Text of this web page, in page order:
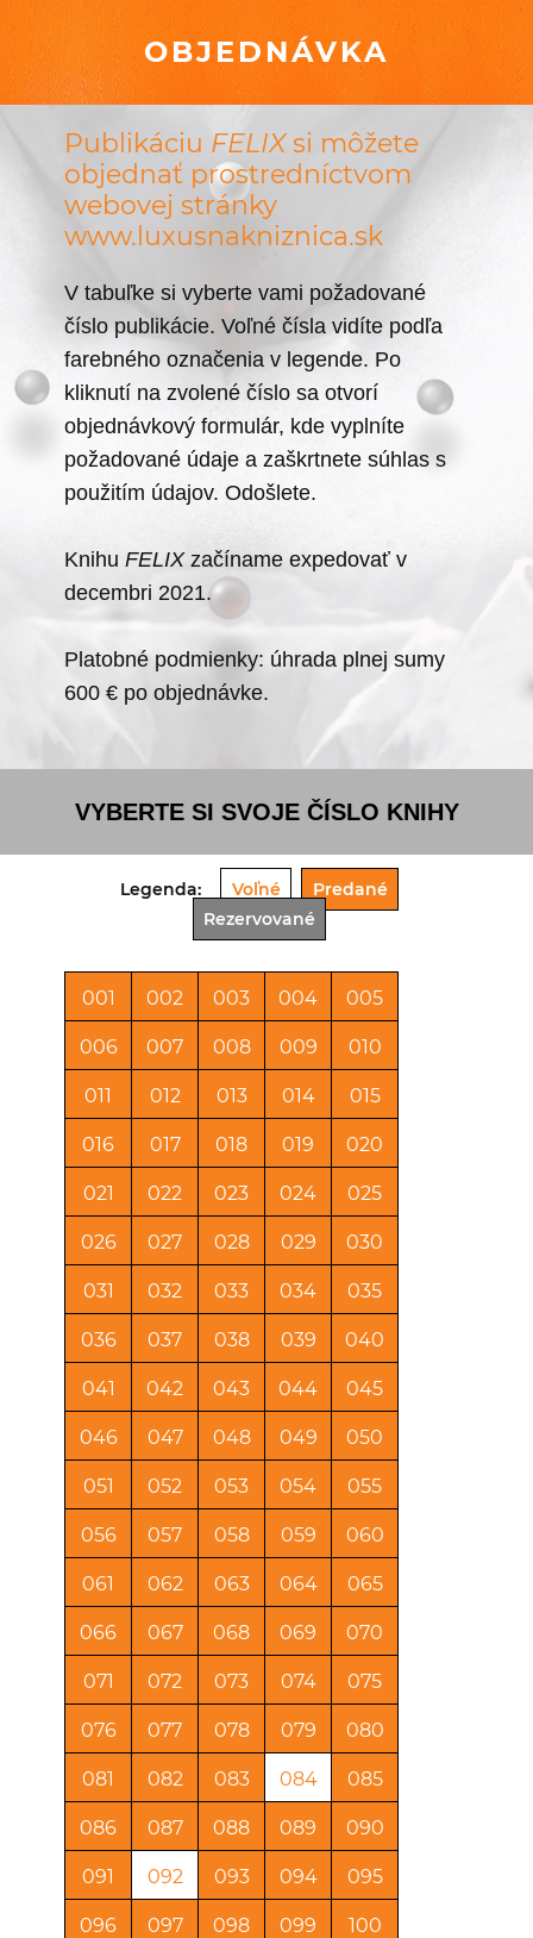
OBJEDNÁVKA
Publikáciu FELIXsi môžete
objednať prostredníctvom
webovej stránky
www.luxusnakniznica.sk
V tabuľke si vyberte vami požadované
číslo publikácie. Voľné čísla vidíte podľa
farebného označenia v legende. Po
kliknutí na zvolené číslo sa otvorí
objednávkový formulár, kde vyplníte
požadované údaje a zaškrtnete súhlas s
použitím údajov. Odošlete.
Knihu FELIXzačíname expedovať v
decembri 2021.
Platobné podmienky: úhrada plnej sumy
600 € po objednávke.
VYBERTE SI SVOJE ČÍSLO KNIHY
Legenda: Voľné
Predané
Rezervované
001 002 003 004 005
006 007 008 009 010
011 012 013 014 015
016 017 018 019 020
021 022 023 024 025
026 027 028 029 030
031 032 033 034 035
036 037 038 039 040
041 042 043 044 045
046 047 048 049 050
051 052 053 054 055
056 057 058 059 060
061 062 063 064 065
066 067 068 069 070
071 072 073 074 075
076 077 078 079 080
081 082 083 084 085
086 087 088 089 090
091 092 093 094 095
096 097 098 099 100